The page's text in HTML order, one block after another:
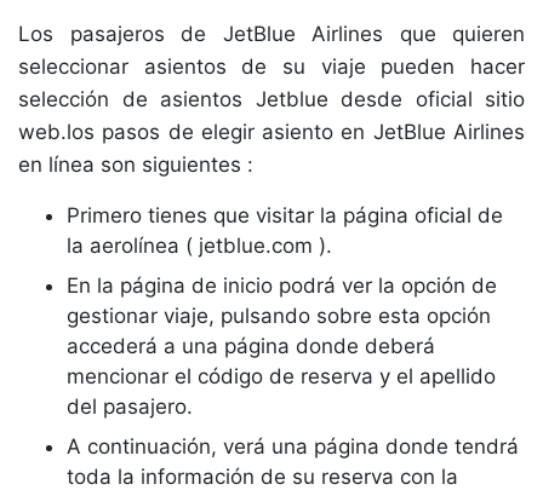
Los pasajeros de JetBlue Airlines que quieren
seleccionar asientos de su viaje pueden hacer
selección de asientos Jetblue desde oficial sitio
web.los pasos de elegir asiento en JetBlue Airlines
en línea son siguientes :
Primero tienes que visitar la página oficial de
la aerolínea ( jetblue.com ).
En la página de inicio podrá ver la opción de
gestionar viaje, pulsando sobre esta opción
accederá a una página donde deberá
mencionar el código de reserva y el apellido
del pasajero.
A continuación, verá una página donde tendrá
toda la información de su reserva con la